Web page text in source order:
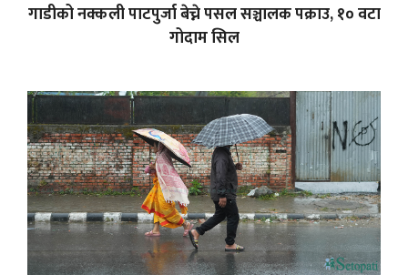
गाडीको नक्कली पाटपुर्जा बेच्ने पसल सञ्चालक पक्राउ, १० वटा
गोदाम सिल